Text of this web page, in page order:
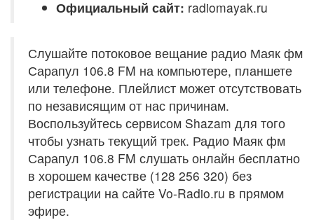
Официальный сайт: radiomayak.ru
Слушайте потоковое вещание радио Маяк фм
Сарапул 106.8 FM на компьютере, планшете
или телефоне. Плейлист может отсутствовать
по независящим от нас причинам.
Воспользуйтесь сервисом Shazam для того
чтобы узнать текущий трек. Радио Маяк фм
Сарапул 106.8 FM слушать онлайн бесплатно
в хорошем качестве (128 256 320) без
регистрации на сайте Vo-Radio.ru в прямом
эфире.